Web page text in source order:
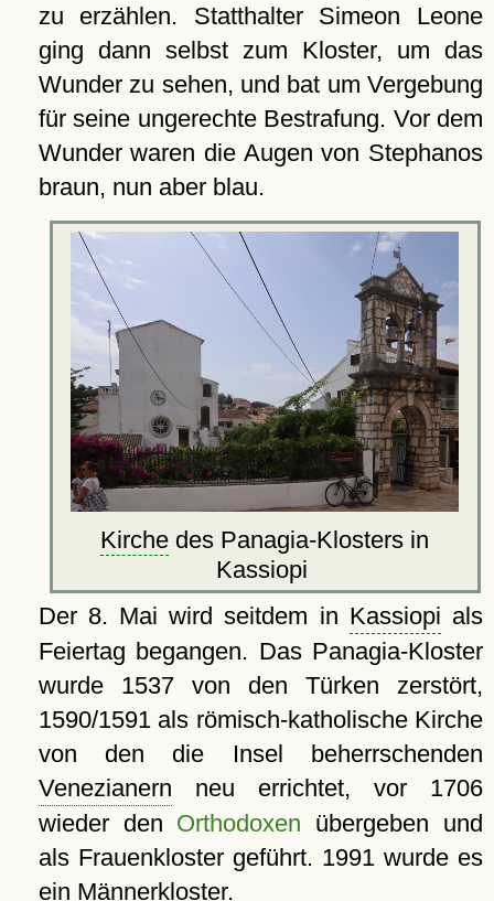
zu erzählen. Statthalter Simeon Leone
ging dann selbst zum Kloster, um das
Wunder zu sehen, und bat um Vergebung
für seine ungerechte Bestrafung. Vor dem
Wunder waren die Augen von Stephanos
braun, nun aber blau.
Kirche des Panagia-Klosters in
Kassiopi
Der 8. Mai wird seitdem in Kassiopi als
Feiertag begangen. Das Panagia-Kloster
wurde 1537 von den Türken zerstört,
1590/1591 als römisch-katholische Kirche
von den die Insel beherrschenden
Venezianern neu errichtet, vor 1706
wieder den Orthodoxen übergeben und
als Frauenkloster geführt. 1991 wurde es
ein Männerkloster.